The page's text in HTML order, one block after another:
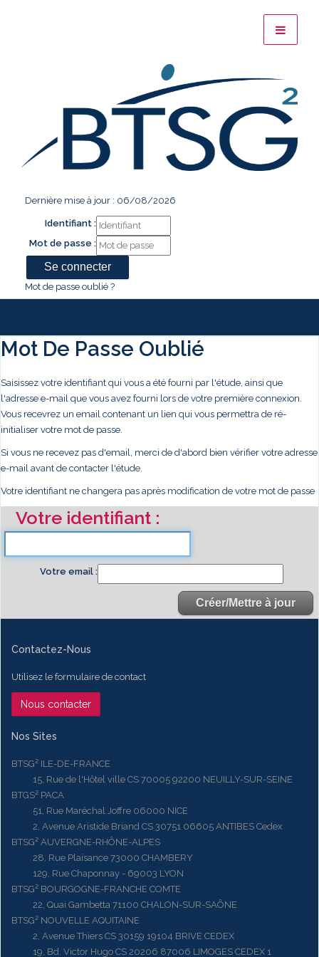
Dernière mise à jour : 06/08/2026
Identifiant :
Mot de passe :
Mot de passe oublié ?
Mot De Passe Oublié
Saisissez votre identifiant qui vous a été fourni par l'étude, ainsi que
l'adresse e-mail que vous avez fourni lors de votre première connexion.
Vous recevrez un email contenant un lien qui vous permettra de ré-
initialiser votre mot de passe.
Si vous ne recevez pas d'email, merci de d'abord bien vérifier votre adresse
e-mail avant de contacter l'étude.
Votre identifiant ne changera pas après modification de votre mot de passe
Votre identifiant
Votre email
Contactez-Nous
Utilisez le formulaire de contact
Nous contacter
Nos Sites
BTSG² ILE-DE-FRANCE
15, Rue de l'Hôtel ville CS 70005 92200 NEUILLY-SUR-SEINE
BTGS² PACA
51, Rue Maréchal Joffre 06000 NICE
2, Avenue Aristide Briand CS 30751 06605 ANTIBES Cedex
BTSG² AUVERGNE-RHÔNE-ALPES
28, Rue Plaisance 73000 CHAMBERY
129, Rue Chaponnay - 69003 LYON
BTSG² BOURGOGNE-FRANCHE COMTE
22, Quai Gambetta 71100 CHALON-SUR-SAÔNE
BTSG² NOUVELLE AQUITAINE
2, Avenue Thiers CS 30159 19104 BRIVE CEDEX
19, Bd. Victor Hugo CS 20206 87006 LIMOGES CEDEX 1